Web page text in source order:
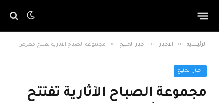
الرئيسية » الاخبار » اخبار الخليج » مجموعة الصباح الآثارية تفتتح معرض شبكات من الماضي في الهند
اخبار الخليج
مجموعة الصباح الآثارية تفتتح